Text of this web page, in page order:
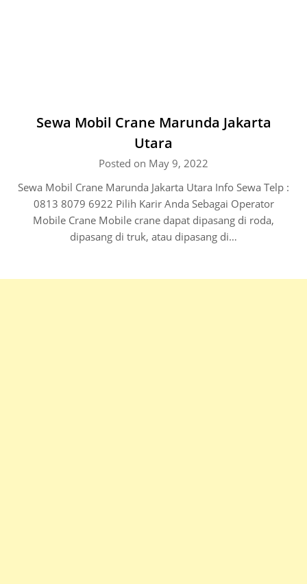
Sewa Mobil Crane Marunda Jakarta
Utara
Posted on May 9, 2022
Sewa Mobil Crane Marunda Jakarta Utara Info Sewa Telp :
0813 8079 6922 Pilih Karir Anda Sebagai Operator
Mobile Crane Mobile crane dapat dipasang di roda,
dipasang di truk, atau dipasang di…